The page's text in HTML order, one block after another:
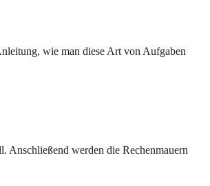
wie man diese Art von Aufgaben
Anschließend werden die Rechenmauern